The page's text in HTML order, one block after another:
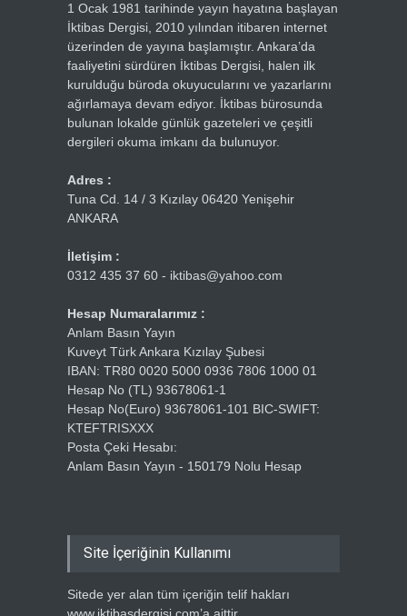
1 Ocak 1981 tarihinde yayın hayatına başlayan
İktibas Dergisi, 2010 yılından itibaren internet
üzerinden de yayına başlamıştır. Ankara’da
faaliyetini sürdüren İktibas Dergisi, halen ilk
kurulduğu büroda okuyucularını ve yazarlarını
ağırlamaya devam ediyor. İktibas bürosunda
bulunan lokalde günlük gazeteleri ve çeşitli
dergileri okuma imkanı da bulunuyor.
Adres :
Tuna Cd. 14 / 3 Kızılay 06420 Yenişehir
ANKARA
İletişim :
0312 435 37 60 - iktibas@yahoo.com
Hesap Numaralarımız :
Anlam Basın Yayın
Kuveyt Türk Ankara Kızılay Şubesi
IBAN: TR80 0020 5000 0936 7806 1000 01
Hesap No (TL) 93678061-1
Hesap No(Euro) 93678061-101 BIC-SWIFT:
KTEFTRISXXX
Posta Çeki Hesabı:
Anlam Basın Yayın - 150179 Nolu Hesap
Site İçeriğinin Kullanımı
Sitede yer alan tüm içeriğin telif hakları